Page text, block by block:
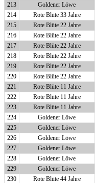
213
Goldener Löwe
214
Rote Blüte 33 Jahre
215
Rote Blüte 22 Jahre
216
Rote Blüte 22 Jahre
217
Rote Blüte 22 Jahre
218
Rote Blüte 22 Jahre
219
Rote Blüte 22 Jahre
220
Rote Blüte 22 Jahre
221
Rote Blüte 11 Jahre
222
Rote Blüte 11 Jahre
223
Rote Blüte 11 Jahre
224
Goldener Löwe
225
Goldener Löwe
226
Goldener Löwe
227
Goldener Löwe
228
Goldener Löwe
229
Goldener Löwe
230
Rote Blüte 44 Jahre